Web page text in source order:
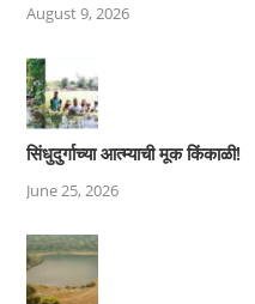
August 9, 2026
सिंधुदुर्गाच्या आत्म्याची मूक किंकाळी!
June 25, 2026